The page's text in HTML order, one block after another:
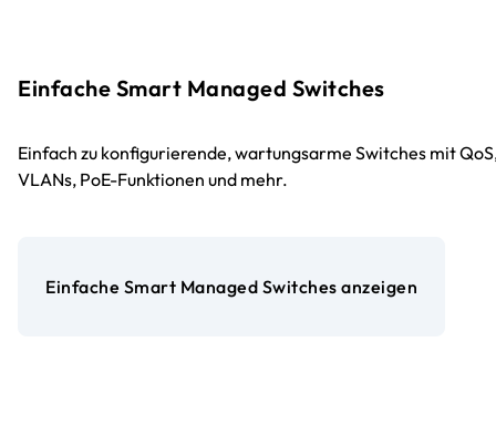
Einfache Smart Managed Switches
Einfach zu konfigurierende, wartungsarme Switches mit
VLANs, PoE-Funktionen und mehr.
Einfache Smart Managed Switches anzeigen